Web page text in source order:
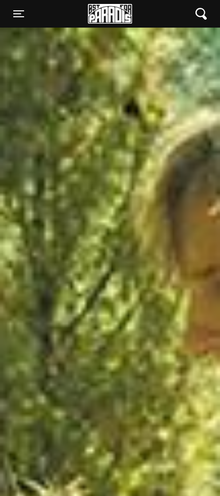
Toggle navigation
Øst for Paradis